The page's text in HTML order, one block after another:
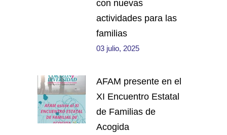
con nuevas
actividades para las
familias
03 julio, 2025
AFAM presente en el
XI Encuentro Estatal
de Familias de
Acogida